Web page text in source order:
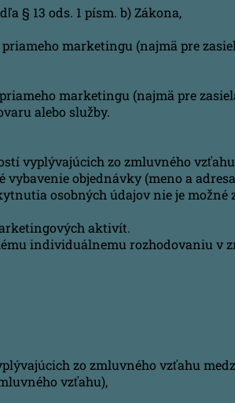
§ 13 ods. 1 písm. b) Zákona,
marketingu (najmä pre
marketingu (najmä pre
alebo služby.
vyplývajúcich zo zmluvného
vybavenie objednávky (meno a
osobných údajov nie je
aktivít.
individuálnemu rozhodovaniu v
zo zmluvného vzťahu
vzťahu),